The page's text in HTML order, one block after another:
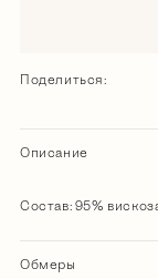
Поделиться:
Описание
Состав: 95%
Обмеры